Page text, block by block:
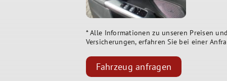
* Alle Informationen zu unseren Preisen
Versicherungen, erfahren Sie bei einer
Fahrzeug anfragen